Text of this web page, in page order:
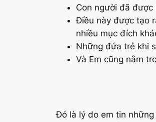
Con người đã
Điều này được tạo
nhiều mục đích
Những đứa trẻ khi
Và Em cũng nằm
Đó là lý do em tin